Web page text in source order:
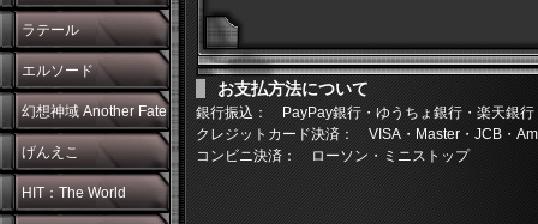
ラテール
エルソード
幻想神域 Another Fate
げんえこ
HIT：The World
お支払方法について
銀行振込： PayPay銀行・ゆうちょ銀行・楽天銀行
クレジットカード決済： VISA・Master・JCB・
コンビニ決済： ローソン・ミニストップ